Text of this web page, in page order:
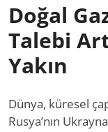
Doğal
Talebi
Yakın
Dünya, küresel
Rusya’nın